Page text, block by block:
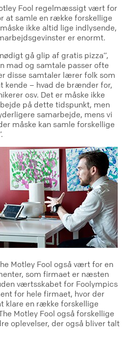
Fool regelmæssigt vært for
at samle en række forskellige
ikke altid lige indlysende,
er enormt.
gå glip af gratis pizza”,
mad og samtale passer ofte
disse samtaler lærer folk som
kende – hvad de brænder for,
osv. Det er måske ikke
på dette tidspunkt, men
samarbejde, mens vi
måske kan samle forskellige
Motley Fool også vært for en
som firmaet er næsten
værtsskabet for Foolympics
for hele firmaet, hvor der
klare en række forskellige
Motley Fool også forskellige
oplevelser, der også bliver talt